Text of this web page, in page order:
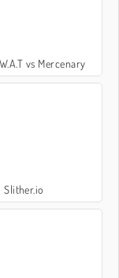
vs Mercenary
Slither.io